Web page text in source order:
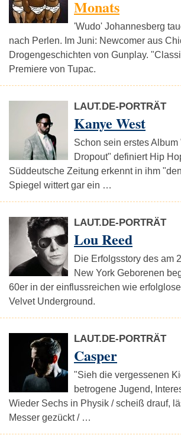
Monats
'Wudo' Johannesberg
nach Perlen. Im Juni: Newcomer aus
Drogengeschichten von Gunplay.
Premiere von Tupac.
LAUT.DE-PORTRÄT
Kanye West
Schon sein erstes
Dropout" definiert Hip
Süddeutsche Zeitung erkennt in ihm
Spiegel wittert gar ein …
LAUT.DE-PORTRÄT
Lou Reed
Die Erfolgsstory des am
New York Geborenen
60er in der einflussreichen wie
Velvet Underground.
LAUT.DE-PORTRÄT
Casper
"Sieh die vergessenen
betrogene Jugend,
Wieder Sechs in Physik / scheiß drauf,
Messer gezückt / …